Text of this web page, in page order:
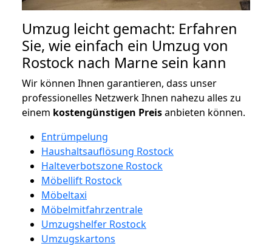
Umzug leicht gemacht: Erfahren
Sie, wie einfach ein Umzug von
Rostock nach Marne sein kann
Wir können Ihnen garantieren, dass unser
professionelles Netzwerk Ihnen nahezu alles zu
einem kostengünstigen Preisanbieten können.
Entrümpelung
Haushaltsauflösung Rostock
Halteverbotszone Rostock
Möbellift Rostock
Möbeltaxi
Möbelmitfahrzentrale
Umzugshelfer Rostock
Umzugskartons